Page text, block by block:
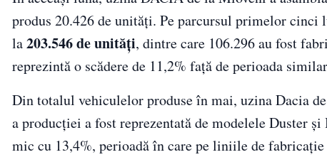
produs 20.426 de unități. Pe parcursul primelor
la203.546 de unități, dintre care 106.296 au fost
reprezintă o scădere de 11,2% față de perioada
Din totalul vehiculelor produse în mai, uzina Dacia
a producției a fost reprezentată de modelele Duster
mic cu 13,4%, perioadă în care pe liniile de